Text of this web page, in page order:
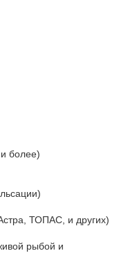
более)
ТОПАС, и других)
рыбой и